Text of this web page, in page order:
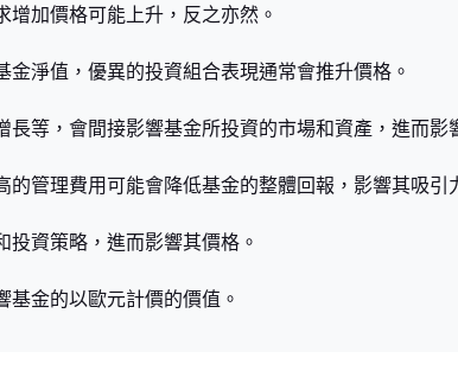
加價格可能上升，反之亦然。
淨值，優異的投資組合表現通常會推升價格。
等，會間接影響基金所投資的市場和資產，進而影
管理費用可能會降低基金的整體回報，影響其吸引
資策略，進而影響其價格。
金的以歐元計價的價值。